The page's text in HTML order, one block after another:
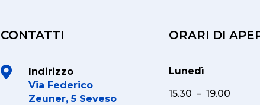
CONTATTI

Indirizzo
Via Federico
Zeuner, 5 Seveso
ORARI DI
Lunedì
15.30 – 19.00